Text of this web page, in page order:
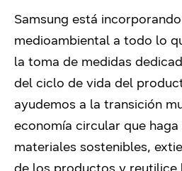
Samsung está
medioambiental a todo lo
la toma de medidas
del ciclo de vida del
ayudemos a la transición
economía circular que
materiales sostenibles,
de los productos y reutilice